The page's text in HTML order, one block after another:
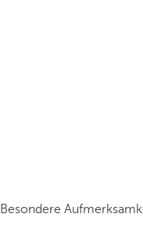
Besondere